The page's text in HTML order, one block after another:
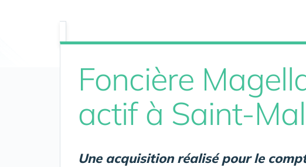
Foncière
actif à Saint-
Une acquisition réalisé pour le